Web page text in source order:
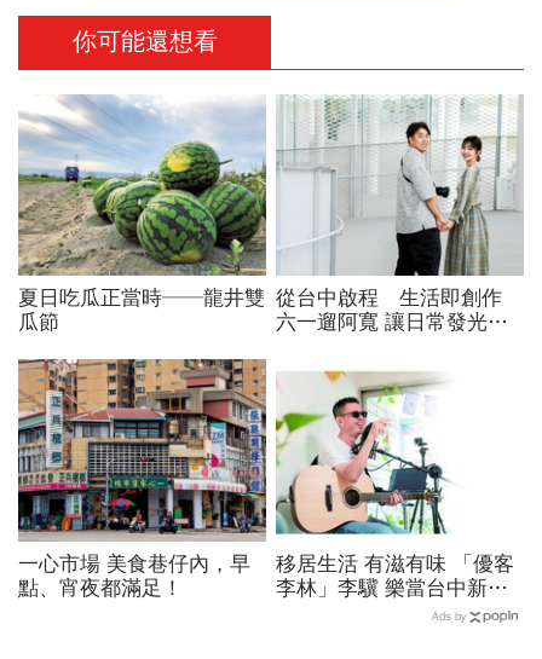
你可能還想看
夏日吃瓜正當時──龍井雙
瓜節
從台中啟程 生活即創作
六一遛阿寬 讓日常發光的
一心市場 美食巷仔內，早
點、宵夜都滿足！
移居生活 有滋有味 「優客
李林」李驥 樂當台中新住
Ads by